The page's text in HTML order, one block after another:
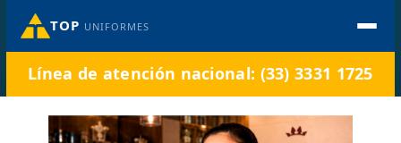
TOP UNIFORMES
Línea de atención nacional: (33) 3331 1725